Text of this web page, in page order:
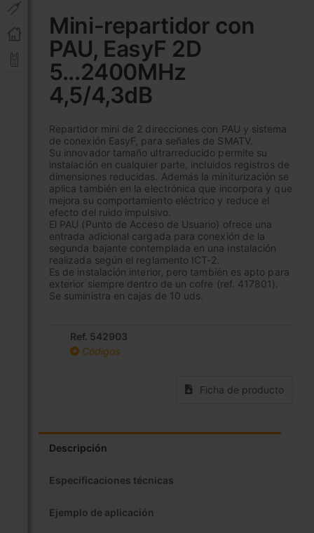
Mini-repartidor con
PAU, EasyF 2D
5...2400MHz
4,5/4,3dB
Repartidor mini de 2 direcciones con PAU y sistema
de conexión EasyF, para señales de SMATV.
Su innovador tamaño ultrarreducido permite su
instalación en cualquier parte, incluidos registros de
dimensiones reducidas. Además la miniturización se
aplica también en la electrónica que incorpora y que
mejora su comportamiento eléctrico y reduce el
efecto del ruido impulsivo.
El PAU (Punto de Acceso de Usuario) ofrece una
entrada adicional cargada para conexión de la
segunda bajante contemplada en una instalación
realizada según el reglamento ICT-2.
Es de instalación interior, pero también es apto para
exterior siempre dentro de un cofre (ref. 417801).
Se suministra en cajas de 10 uds.
Ref. 542903
Códigos
Ficha de producto
comienzo
de
la
galería
de
imágenes
Descripción
Especificaciones técnicas
Ejemplo de aplicación